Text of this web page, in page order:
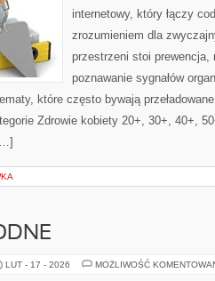
internetowy, który łączy
zrozumieniem dla
przestrzeni stoi prewencja,
poznawanie sygnałów
które często bywają
Zdrowie kobiety 20+, 30+, 40+,
LUT - 17 - 2026 MOŻLIWOŚĆ